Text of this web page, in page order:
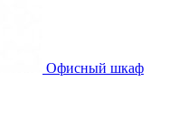
Офисный шкаф